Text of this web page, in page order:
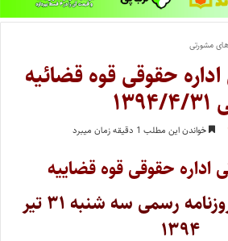
مشورتی
حقوقی قوه قضائیه
خواندن این مطلب 1 دقیقه زمان میبرد
اداره حقوقی قوه قضاییه
منتشر شده در روزنامه رسمی سه شنبه ۳۱ تیر
۱۳۹۴